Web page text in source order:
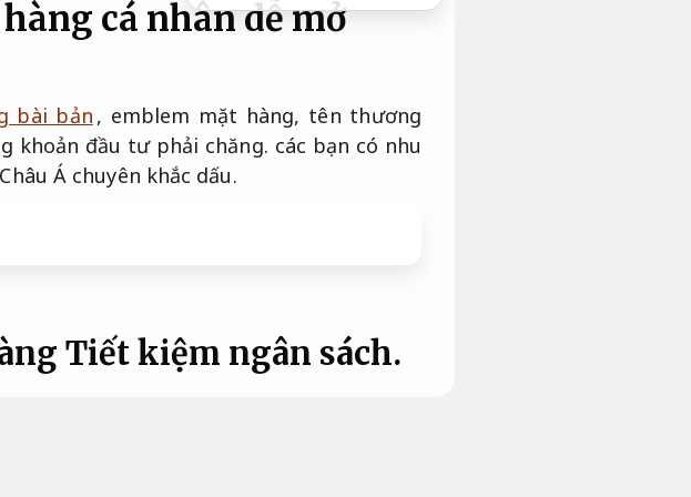
cá nhân dễ mở
bài bản , emblem mặt hàng, tên thương
khoản đầu tư phải chăng. các bạn có nhu
Á chuyên khắc dấu.
Tiết kiệm ngân sách.